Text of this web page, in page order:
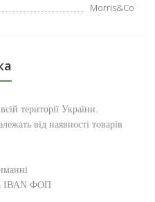
Morris&Co
території України.
від наявності товарів
IBAN ФОП